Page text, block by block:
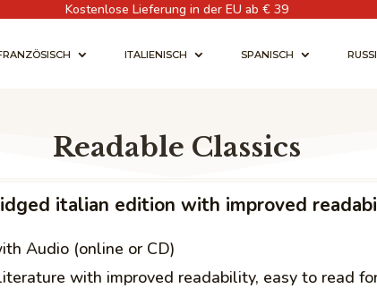
Kostenlose Lieferung in der EU ab € 39
ITALIENISCH SPANISCH
Readable Classics
italian edition with improved
Audio (online or CD)
with improved readability, easy to read